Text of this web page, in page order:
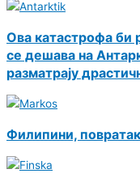
Ова катастрофа би
се дешава на
разматрају
Филипини,